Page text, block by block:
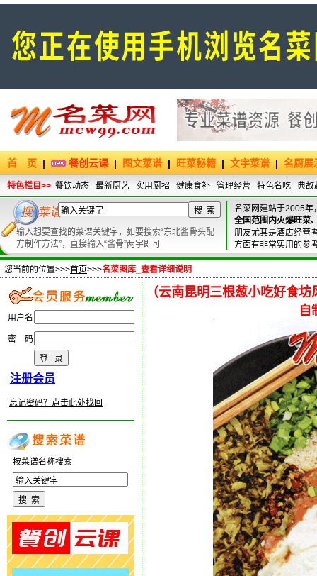
首 页| 餐创云课|图文菜谱|旺菜秘籍|文字菜谱|名厨展
特色栏目>> 餐饮动态 最新厨艺 实用厨招 健康食补 管理经营 特色名吃 典故
输入想要查找的菜谱关键字，如要搜索“东北酱骨头配
方制作方法”，直接输入“酱骨”两字即可
名菜网建站于2005年
全国范围内火爆旺菜
朋友尤其是酒店经营
方面有非常实用的参
您当前的位置>>>首页>>>名菜图库_查看详细说明
用户名
密 码
注册会员
忘记密码？点击此处找回
按菜谱名称搜索
（云南昆明三根葱小吃好食
自